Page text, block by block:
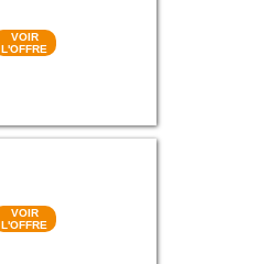
VOIR
L'OFFRE
VOIR
L'OFFRE